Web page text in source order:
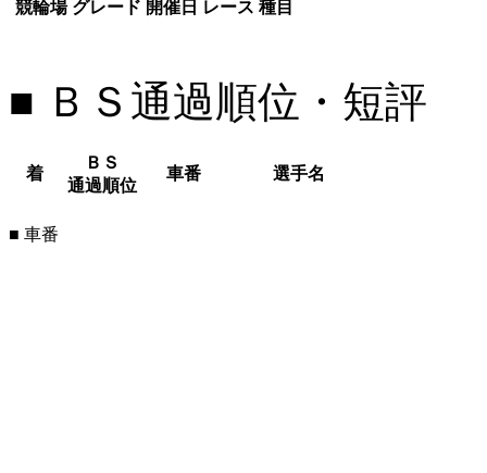
競輪場 グレード 開催日 レース 種目
■ ＢＳ通過順位・短評
着
ＢＳ
通過順位
車番 選手名
■ 車番